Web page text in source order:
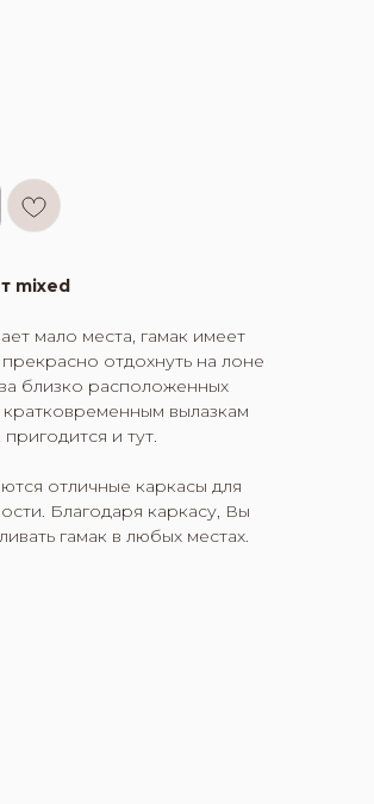
mixed
мало места, гамак имеет
отдохнуть на лоне
близко расположенных
вылазкам
и тут.
отличные каркасы для
Благодаря каркасу, Вы
гамак в любых местах.